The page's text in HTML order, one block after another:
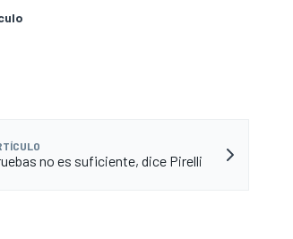
no es suficiente, dice Pirelli